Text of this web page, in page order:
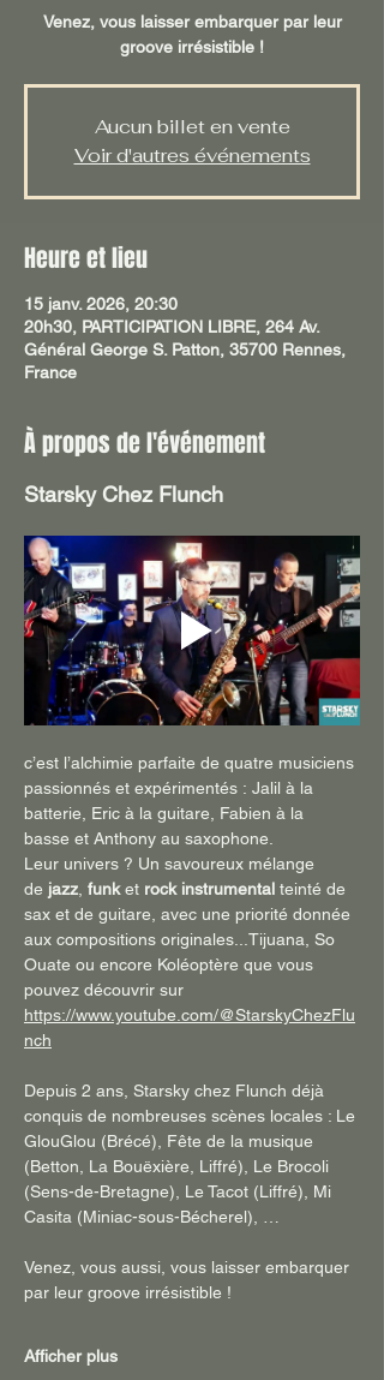
Venez, vous laisser embarquer par leur
groove irrésistible !
Aucun billet en vente
Voir d'autres événements
Heure et lieu
15 janv. 2026, 20:30
20h30, PARTICIPATION LIBRE, 264 Av.
Général George S. Patton, 35700 Rennes,
France
À propos de l'événement
Starsky Chez Flunch
c’est l’alchimie parfaite de quatre musiciens
passionnés et expérimentés : Jalil à la
batterie, Eric à la guitare, Fabien à la
basse et Anthony au saxophone.
Leur univers ? Un savoureux mélange
de jazz funk et rock instrumental teinté de
sax et de guitare, avec une priorité donnée
aux compositions originales...Tijuana, So
Ouate ou encore Koléoptère que vous
pouvez découvrir sur
https://www.youtube.com/@StarskyChezFlu
nch
Depuis 2 ans, Starsky chez Flunch déjà
conquis de nombreuses scènes locales : Le
GlouGlou (Brécé), Fête de la musique
(Betton, La Bouëxière, Liffré), Le Brocoli
(Sens-de-Bretagne), Le Tacot (Liffré), Mi
Casita (Miniac-sous-Bécherel), …
Venez, vous aussi, vous laisser embarquer
par leur groove irrésistible !
Afficher plus